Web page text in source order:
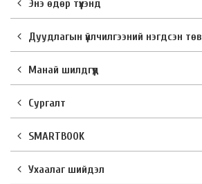
Энэ өдөр түүхэнд
Дуудлагын үйлчилгээний нэгдсэн төв
Манай шилдгүүд
Сургалт
SMARTBOOK
Ухаалаг шийдэл